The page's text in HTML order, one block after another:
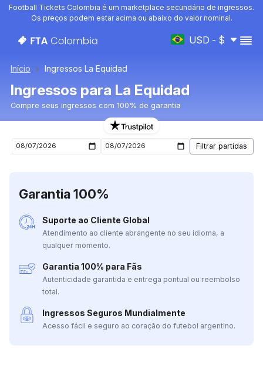
Football Tickets Colombia é um marketplace secundário de ingressos.
Os preços podem estar acima ou abaixo do valor nominal.
USD - $
Início Ingressos La Equidad
Ingressos para La Equidad
Compre seus ingressos com 100% de garantia
Ingressos para o próximo jogo de La Equidad
Garantia 100%
Suporte ao Cliente Global
Atendimento ao cliente abrangente no seu idioma, a
qualquer momento.
Garantia 100% para Fãs
Autenticidade garantida e entrega pontual ou reembolso
total.
Ingressos Seguros Mundialmente
Acesso fácil e seguro ao coração do futebol argentino.